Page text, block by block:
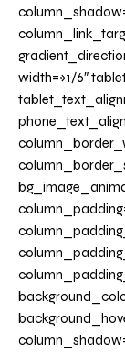
width=»1/6″